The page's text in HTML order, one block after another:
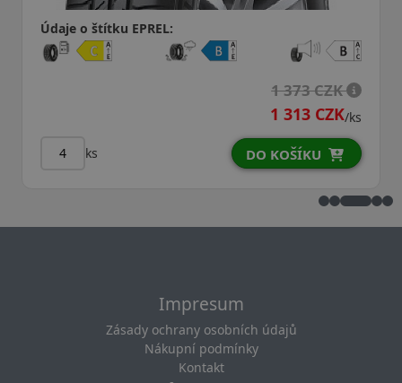
Údaje o štítku EPREL:
1 412 CZK
1 352 CZK
DO KOŠÍKU
Impresum
Zásady ochrany osobních údajů
Nákupní podmínky
Kontakt